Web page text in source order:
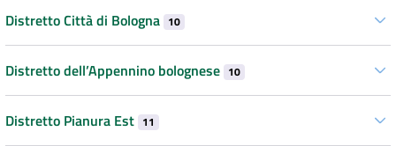
Distretto Città di Bologna 10
Distretto dell’Appennino bolognese 10
Distretto Pianura Est 11